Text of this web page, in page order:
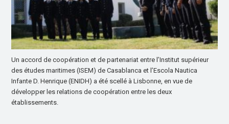
Un accord de coopération et de partenariat entre l’Institut supérieur
des études maritimes (ISEM) de Casablanca et l’Escola Nautica
Infante D. Henrique (ENIDH) a été scellé à Lisbonne, en vue de
développer les relations de coopération entre les deux
établissements.